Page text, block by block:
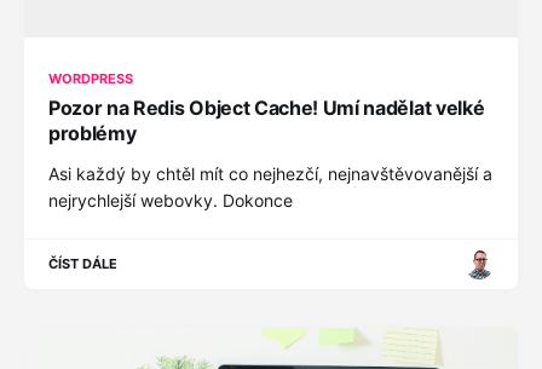
WORDPRESS
Pozor na Redis Object Cache! Umí nadělat velké
problémy
Asi každý by chtěl mít co nejhezčí, nejnavštěvovanější a
nejrychlejší webovky. Dokonce
ČÍST DÁLE